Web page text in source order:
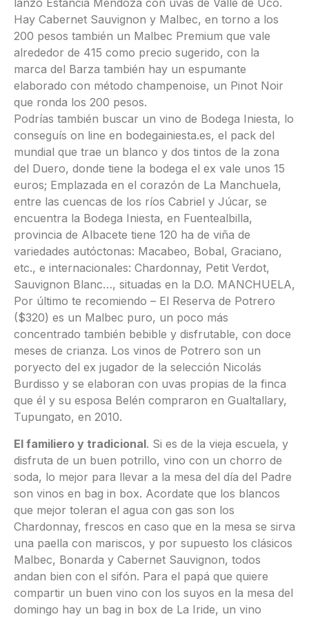
lanzó Estancia Mendoza con uvas de Valle de Uco.
Hay Cabernet Sauvignon y Malbec, en torno a los
200 pesos también un Malbec Premium que vale
alrededor de 415 como precio sugerido, con la
marca del Barza también hay un espumante
elaborado con método champenoise, un Pinot Noir
que ronda los 200 pesos.
Podrías también buscar un vino de Bodega Iniesta, lo
conseguís on line en bodegainiesta.es, el pack del
mundial que trae un blanco y dos tintos de la zona
del Duero, donde tiene la bodega el ex vale unos 15
euros; Emplazada en el corazón de La Manchuela,
entre las cuencas de los ríos Cabriel y Júcar, se
encuentra la Bodega Iniesta, en Fuentealbilla,
provincia de Albacete tiene 120 ha de viña de
variedades autóctonas: Macabeo, Bobal, Graciano,
etc., e internacionales: Chardonnay, Petit Verdot,
Sauvignon Blanc…, situadas en la D.O. MANCHUELA,
Por último te recomiendo – El Reserva de Potrero
($320) es un Malbec puro, un poco más
concentrado también bebible y disfrutable, con doce
meses de crianza. Los vinos de Potrero son un
poryecto del ex jugador de la selección Nicolás
Burdisso y se elaboran con uvas propias de la finca
que él y su esposa Belén compraron en Gualtallary,
Tupungato, en 2010.
El familiero y tradicional. Si es de la vieja escuela, y
disfruta de un buen potrillo, vino con un chorro de
soda, lo mejor para llevar a la mesa del día del Padre
son vinos en bag in box. Acordate que los blancos
que mejor toleran el agua con gas son los
Chardonnay, frescos en caso que en la mesa se sirva
una paella con mariscos, y por supuesto los clásicos
Malbec, Bonarda y Cabernet Sauvignon, todos
andan bien con el sifón. Para el papá que quiere
compartir un buen vino con los suyos en la mesa del
domingo hay un bag in box de La Iride, un vino